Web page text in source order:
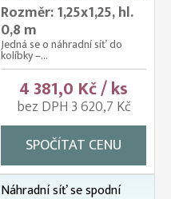
Rozměr: 1,25x1,25, hl.
0,8 m
Jedná se o náhradní síť do
kolíbky –...
4 381,0 Kč / ks
bez DPH 3 620,7 Kč
SPOČÍTAT CENU
Náhradní síť se spodní